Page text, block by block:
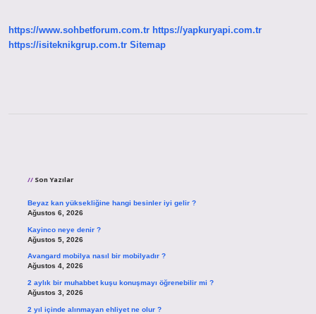
https://www.sohbetforum.com.tr https://yapkuryapi.com.tr
https://isiteknikgrup.com.tr Sitemap
Son Yazılar
Beyaz kan yüksekliğine hangi besinler iyi gelir ?
Ağustos 6, 2026
Kayinco neye denir ?
Ağustos 5, 2026
Avangard mobilya nasıl bir mobilyadır ?
Ağustos 4, 2026
2 aylık bir muhabbet kuşu konuşmayı öğrenebilir mi ?
Ağustos 3, 2026
2 yıl içinde alınmayan ehliyet ne olur ?